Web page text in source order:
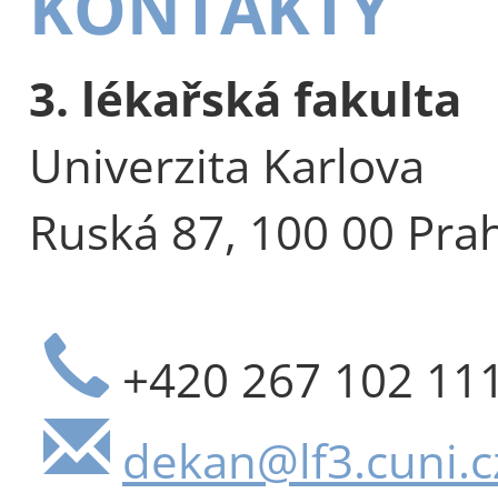
3. lékařská fakulta
Univerzita Karlova
Ruská 87, 100 00
+420 267 102